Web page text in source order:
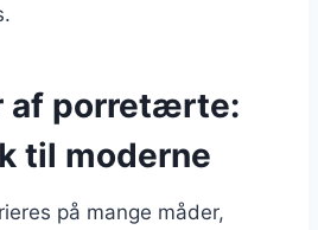
af porretærte:
til moderne
på mange måder,